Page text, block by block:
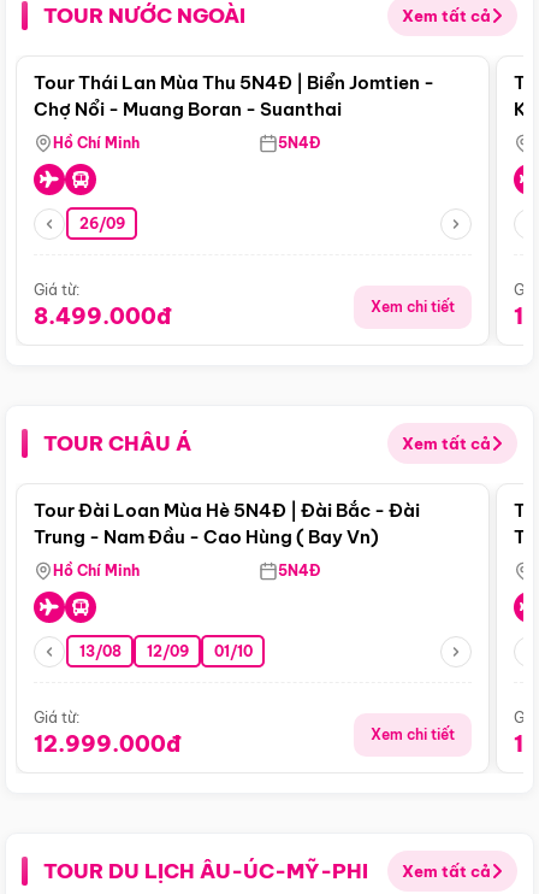
TOUR NƯỚC NGOÀI Xem tất cả
Điểm nổi bật
Tour Thái Lan Mùa Thu 5N4Đ | Biển Jomtien -
Chợ Nổi - Muang Boran - Suanthai
Hồ Chí Minh 5N4Đ
26/09
Giá từ:
8.499.000đ Xem chi tiết
TOUR CHÂU Á Xem tất cả
Điểm nổi bật
Tour Đài Loan Mùa Hè 5N4Đ | Đài Bắc - Đài
Trung - Nam Đầu - Cao Hùng ( Bay Vn)
Hồ Chí Minh 5N4Đ
13/08 12/09 01/10
Giá từ:
12.999.000đ Xem chi tiết
TOUR DU LỊCH ÂU-ÚC-MỸ-PHI Xem tất cả
Điểm nổi bật